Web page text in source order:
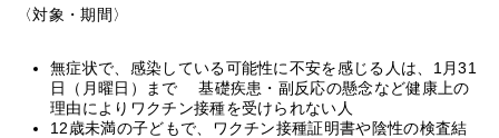
〈対象・期間〉
無症状で、感染している可能性に不安を感じる人は、1月31
日（月曜日）まで 基礎疾患・副反応の懸念など健康上の
理由によりワクチン接種を受けられない人
12歳未満の子どもで、ワクチン接種証明書や陰性の検査結